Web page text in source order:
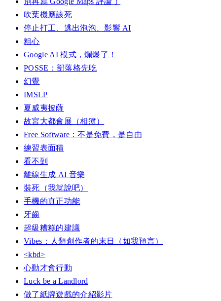
吹葉機應該死
停止打工、逃出泡泡、影響 AI
粗心
Google AI 模式，爛爆了！
POSSE：部落格先吃
幻覺
IMSLP
夏威夷披薩
故宮大都會展（相簿）
Free Software：不是免費，是自由
練習表面積
看不到
離線生成 AI 音樂
裝死（我就說吧）
手機的真正功能
牙齒
超級糟糕的建議
Vibes：人類創作者的末日（如我預言）
<kbd>
心動才會行動
Luck be a Landlord
做了紙牌遊戲的介紹影片